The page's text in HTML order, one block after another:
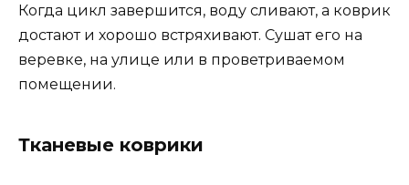
Когда цикл завершится, воду сливают, а коврик
достают и хорошо встряхивают. Сушат его на
веревке, на улице или в проветриваемом
помещении.
Тканевые коврики